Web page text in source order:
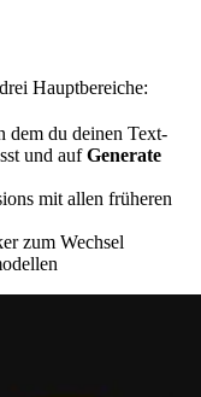
Hauptbereiche:
dem du deinen Text-
und aufGenerate
mit allen früheren
zum Wechsel